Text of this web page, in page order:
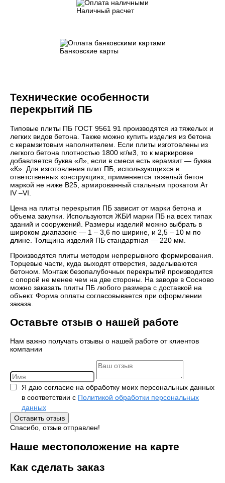
Наличный расчет
Банковские карты
Технические особенности
перекрытий ПБ
Типовые плиты ПБ ГОСТ 9561 91 производятся из тяжелых и
легких видов бетона. Также можно купить изделия из бетона
с керамзитовым наполнителем. Если плиты изготовлены из
легкого бетона плотностью 1800 кг/м3, то к маркировке
добавляется буква «Л», если в смеси есть керамзит — буква
«К». Для изготовления плит ПБ, использующихся в
ответственных конструкциях, применяется тяжелый бетон
маркой не ниже В25, армированный стальным прокатом Aт
IV –VI.
Цена на плиты перекрытия ПБ зависит от марки бетона и
объема закупки. Используются ЖБИ марки ПБ на всех типах
зданий и сооружений. Размеры изделий можно выбрать в
широком диапазоне — 1 – 3,6 по ширине, и 2,5 – 10 м по
длине. Толщина изделий ПБ стандартная — 220 мм.
Производятся плиты методом непрерывного формирования.
Торцевые части, куда выходят отверстия, заделываются
бетоном. Монтаж безопалубочных перекрытий производится
с опорой не менее чем на две стороны. На заводе в Сосново
можно заказать плиты ПБ любого размера с доставкой на
объект. Форма оплаты согласовывается при оформлении
заказа.
Оставьте отзыв о нашей работе
Нам важно получать отзывы о нашей работе от клиентов
компании
Я даю согласие на обработку моих персональных данных
в соответствии с Политикой обработки персональных
данных
Оставить отзыв
Спасибо, отзыв отправлен!
Наше местоположение на карте
Как сделать заказ